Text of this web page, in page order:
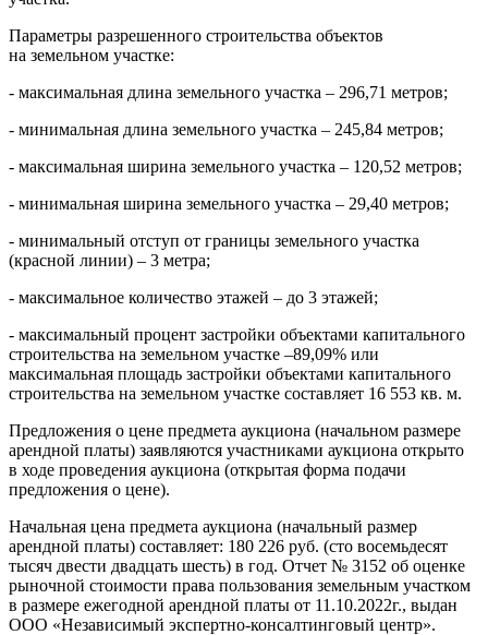
Параметры разрешенного строительства объектов
на земельном участке:
- максимальная длина земельного участка – 296,71 метров;
- минимальная длина земельного участка – 245,84 метров;
- максимальная ширина земельного участка – 120,52 метров;
- минимальная ширина земельного участка – 29,40 метров;
- минимальный отступ от границы земельного участка
(красной линии) – 3 метра;
- максимальное количество этажей – до 3 этажей;
- максимальный процент застройки объектами капитального
строительства на земельном участке –89,09% или
максимальная площадь застройки объектами капитального
строительства на земельном участке составляет 16 553 кв. м.
Предложения о цене предмета аукциона (начальном размере
арендной платы) заявляются участниками аукциона открыто
в ходе проведения аукциона (открытая форма подачи
предложения о цене).
Начальная цена предмета аукциона (начальный размер
арендной платы) составляет: 180 226 руб. (сто восемьдесят
тысяч двести двадцать шесть) в год. Отчет № 3152 об оценке
рыночной стоимости права пользования земельным участком
в размере ежегодной арендной платы от 11.10.2022г., выдан
ООО «Независимый экспертно-консалтинговый центр».